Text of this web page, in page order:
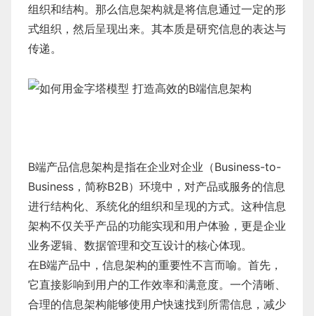
组织和结构。那么信息架构就是将信息通过一定的形
式组织，然后呈现出来。其本质是研究信息的表达与
传递。
B端产品信息架构是指在企业对企业（Business-to-
Business，简称B2B）环境中，对产品或服务的信息
进行结构化、系统化的组织和呈现的方式。这种信息
架构不仅关乎产品的功能实现和用户体验，更是企业
业务逻辑、数据管理和交互设计的核心体现。
在B端产品中，信息架构的重要性不言而喻。首先，
它直接影响到用户的工作效率和满意度。一个清晰、
合理的信息架构能够使用户快速找到所需信息，减少